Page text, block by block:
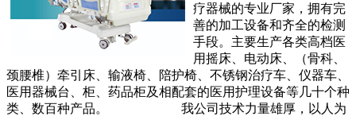
疗器械的专业厂家，拥有完
善的加工设备和齐全的检测
手段。主要生产各类高档医
用摇床、电动床、（骨科、
颈腰椎）牵引床、输液椅、陪护椅、不锈钢治疗车、仪器车、
医用器械台、柜、药品柜及相配套的医用护理设备等几十个种
类、数百种产品。 我公司技术力量雄厚，以人为